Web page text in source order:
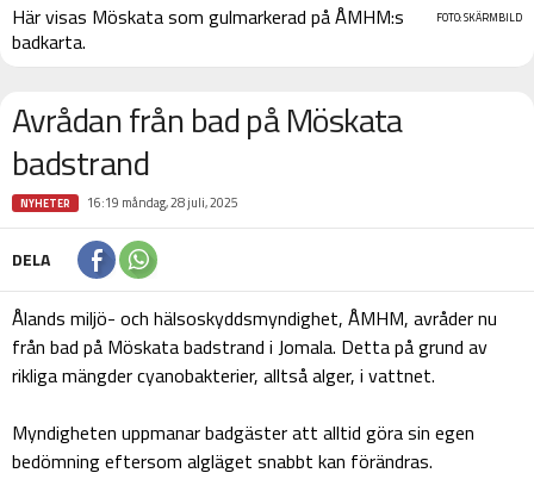
FOTO: SKÄRMBILD
Här visas Möskata som gulmarkerad på ÅMHM:s
badkarta.
Avrådan från bad på Möskata
badstrand
NYHETER 16:19 måndag, 28 juli, 2025
DELA
Ålands miljö- och hälsoskyddsmyndighet, ÅMHM, avråder nu
från bad på Möskata badstrand i Jomala. Detta på grund av
rikliga mängder cyanobakterier, alltså alger, i vattnet.
Myndigheten uppmanar badgäster att alltid göra sin egen
bedömning eftersom algläget snabbt kan förändras.